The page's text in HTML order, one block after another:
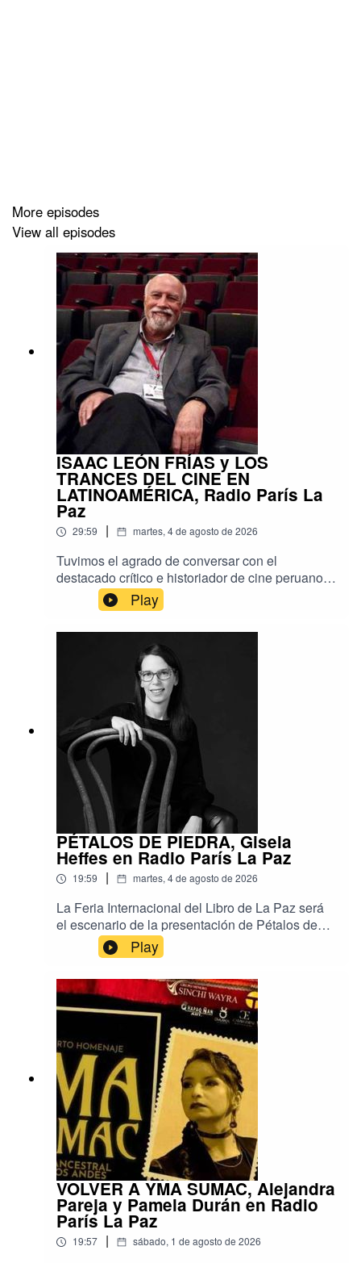
More episodes
View all episodes
ISAAC LEÓN FRÍAS y LOS
TRANCES DEL CINE EN
LATINOAMÉRICA, Radio París La
Paz
29:59 | martes, 4 de agosto de 2026
Tuvimos el agrado de conversar con el
destacado crítico e historiador de cine peruano
Isaac León Frías, a propósito de su reciente
visita a Bolivia para presentar su más reciente
libro, titulado Los trances de los cines de
América Latina y el Caribe.En este encuentro
especial, llevado a cabo en el marco de la Feria
Internacional del Libro y auspiciado por la
Cinemateca Boliviana, el autor compartió
valiosas reflexiones sobre la evolución, los
desafíos actuales y el panorama contemporáneo
del séptimo arte en nuestra región.
Play
PÉTALOS DE PIEDRA, Gisela
Heffes en Radio París La Paz
19:59 | martes, 4 de agosto de 2026
La Feria Internacional del Libro de La Paz será
el escenario de la presentación de Pétalos de
piedra, el nuevo libro de ensayos de la escritora
y académica argentina Gisela Heffes, publicado
en Bolivia por Editorial Mantis.Reconocida como
una de las voces más destacadas de la
ecocrítica latinoamericana, Heffes llegará al país
especialmente para participar en la FIL.A partir
de sus propias investigaciones y obras, la
escritora abordará cómo la literatura imagina
vínculos entre cuerpos, territorios y comunidades
humanas y más que humanas, explorando
nuevas formas de sensibilidad y de coexistencia.
Música: Deepforest. Un programa de Radio París
La Paz.
Play
VOLVER A YMA SUMAC, Alejandra
Pareja y Pamela Durán en Radio
París La Paz
19:57 | sábado, 1 de agosto de 2026